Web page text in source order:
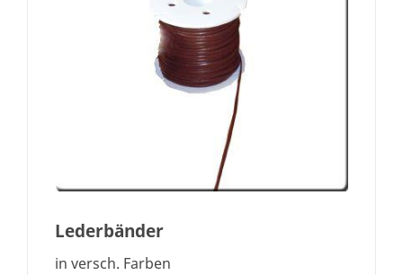
Lederbänder
in versch. Farben